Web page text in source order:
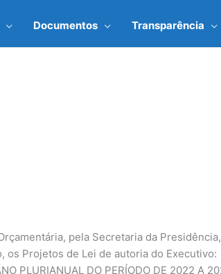
Documentos Transparência
pela Secretaria da
os Projetos de Lei de autoria do Executivo:
PLURIANUAL DO PERÍODO DE 2022 A